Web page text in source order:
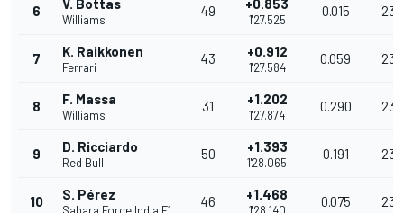
6 V. Bottas
Williams
49 +0.853
1'27.525
0.015
7 K. Raikkonen
Ferrari
43 +0.912
1'27.584
0.059
8 F. Massa
Williams
31 +1.202
1'27.874
0.290
9 D. Ricciardo
Red Bull
50 +1.393
1'28.065
0.191
10 S. Pérez 46 +1.468 0.075